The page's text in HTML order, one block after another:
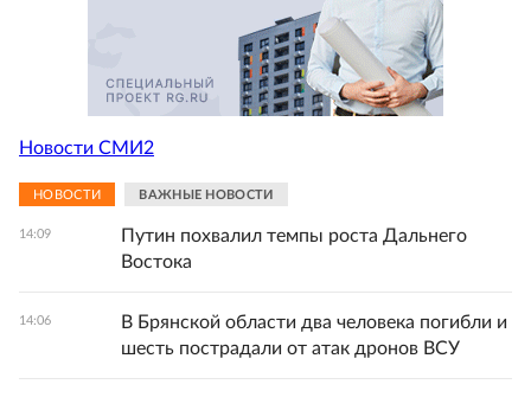
Новости СМИ2
НОВОСТИ ВАЖНЫЕ НОВОСТИ
14:09
Путин похвалил темпы роста Дальнего
Востока
14:06
В Брянской области два человека погибли и
шесть пострадали от атак дронов ВСУ